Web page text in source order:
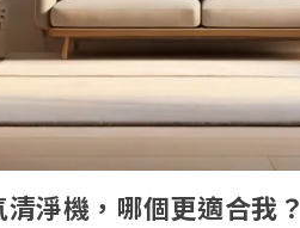
淨機，哪個更適合我？